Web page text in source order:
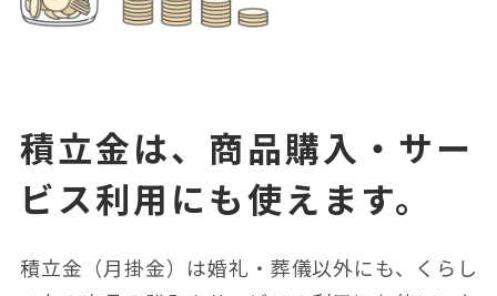
積⽴⾦は、商品購⼊・サー
ビス利⽤にも使えます。
積⽴⾦（⽉掛⾦）は婚礼・葬儀以外にも、くらし